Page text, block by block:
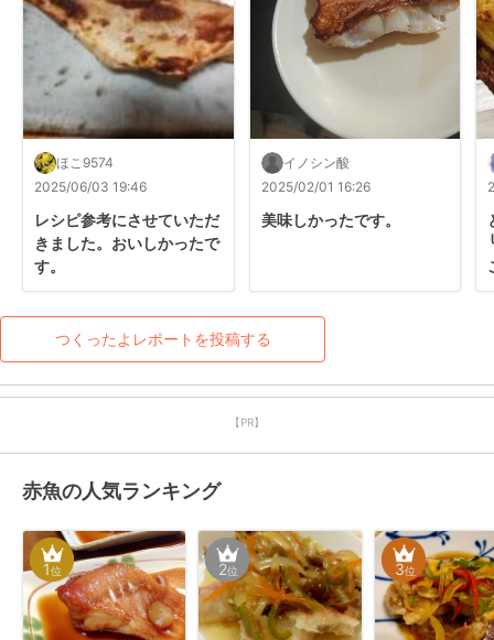
ほこ9574
2025/06/03 19:46
レシピ参考にさせていただ
きました。おいしかったで
す。
イノシン酸
2025/02/01 16:26
美味しかったです。
つくったよレポートを投稿する
【PR】
赤魚の人気ランキング
1位 2位 3位